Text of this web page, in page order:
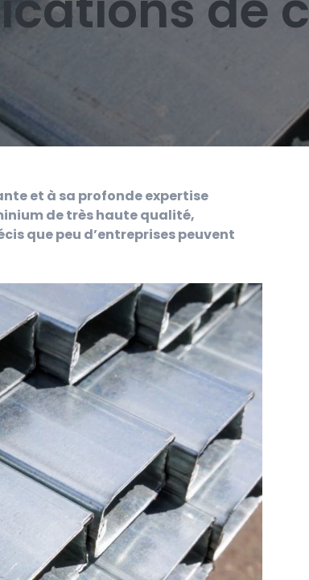
et à sa profonde expertise
de très haute qualité,
que peu d’entreprises peuvent